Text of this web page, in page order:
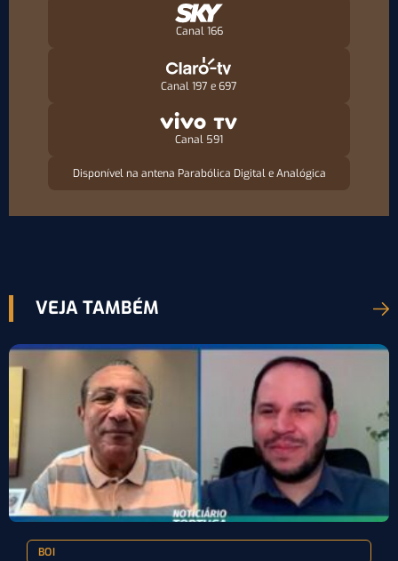
Canal 166
Canal 197 e 697
Canal 591
Disponível na antena Parabólica Digital e Analógica
VEJA TAMBÉM
BOI